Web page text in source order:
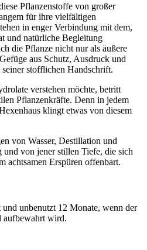
Pflanzenstoffe von großer
für ihre vielfältigen
in enger Verbindung mit dem,
und natürliche Begleitung
die Pflanze nicht nur als äußere
aus Schutz, Ausdruck und
stofflichen Handschrift.
verstehen möchte, betritt
Pflanzenkräfte. Denn in jedem
klingt etwas von diesem
von Wasser, Destillation und
von jener stillen Tiefe, die sich
achtsamen Erspüren offenbart.
unbenutzt 12 Monate, wenn der
aufbewahrt wird.